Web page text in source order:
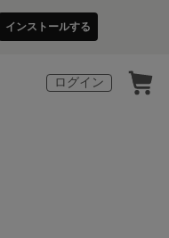
インストールする
ログイン